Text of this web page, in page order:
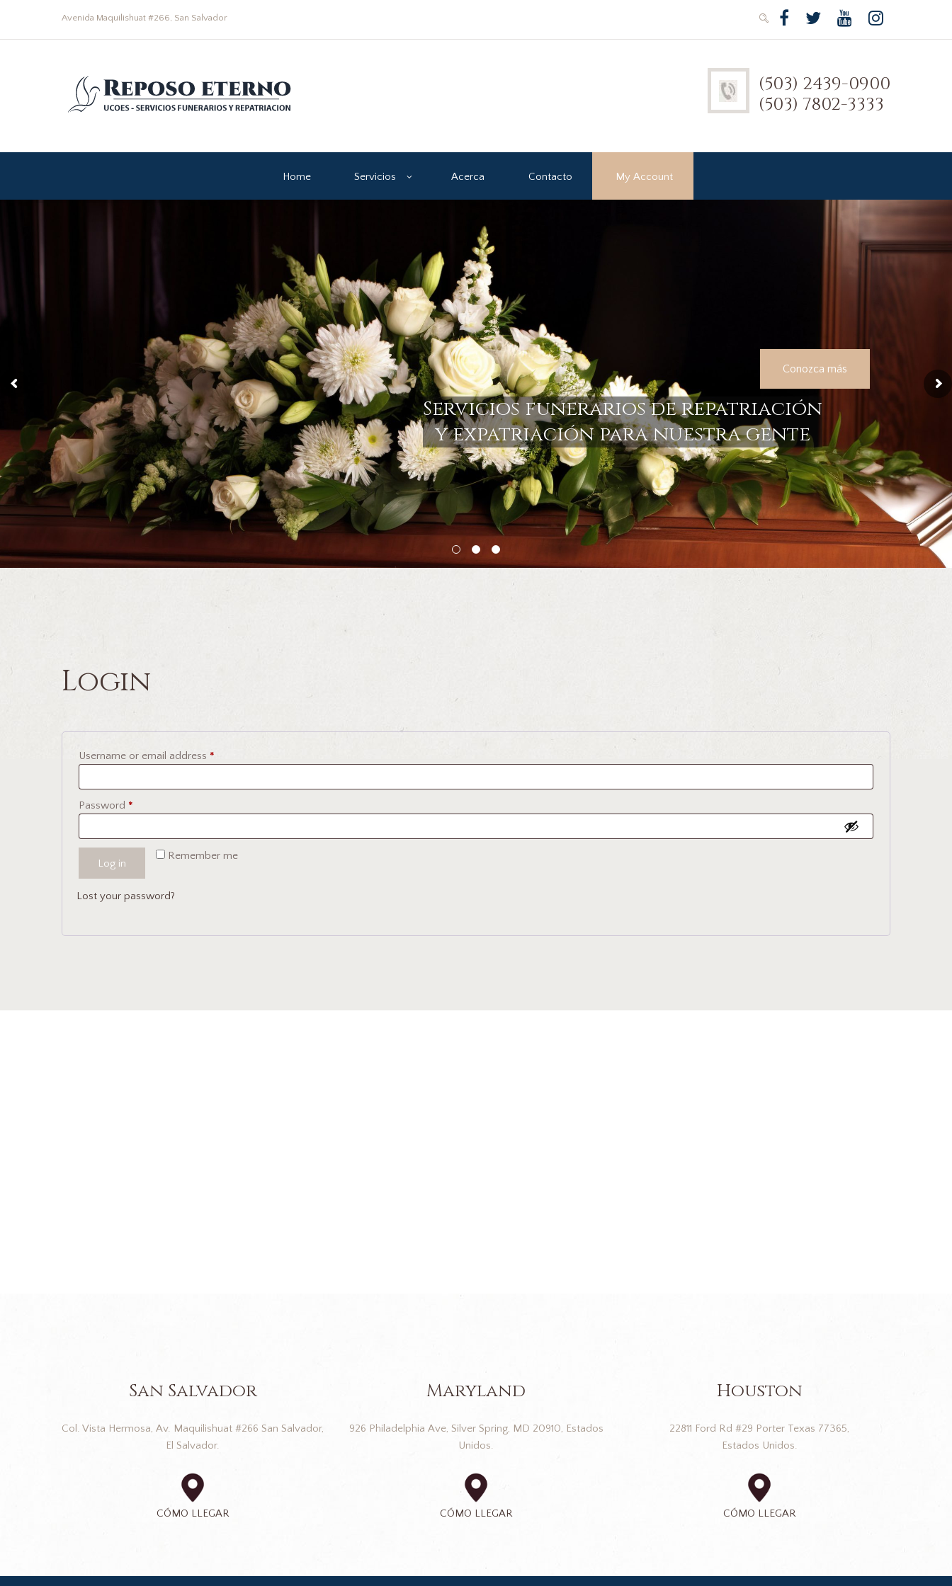
Avenida Maquilishuat #266, San Salvador
(503) 2439-0900
(503) 7802-3333
Home Servicios Acerca Contacto My Account
Conozca más
Servicios funerarios de repatriación
y expatriación para nuestra gente
Login
Username or email address *
Password *
Remember me
Log in
Lost your password?
San Salvador
Col. Vista Hermosa, Av. Maquilishuat #266 San Salvador,
El Salvador.
CÓMO LLEGAR
Maryland
926 Philadelphia Ave, Silver Spring, MD 20910, Estados
Unidos.
CÓMO LLEGAR
Houston
22811 Ford Rd #29 Porter Texas 77365,
Estados Unidos.
CÓMO LLEGAR